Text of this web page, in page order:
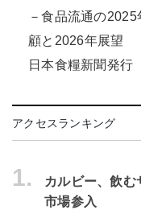
－食品流通の2025
顧と2026年展望
日本食糧新聞発行
アクセスランキング
1.
カルビー、飲
市場参入